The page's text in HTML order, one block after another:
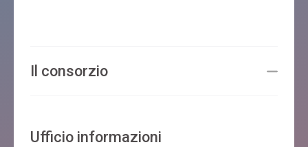
Il consorzio
Ufficio informazioni